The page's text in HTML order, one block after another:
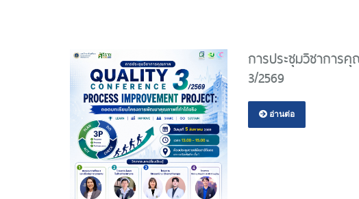
การประชุมวิชาการ
3/2569
อ่านต่อ